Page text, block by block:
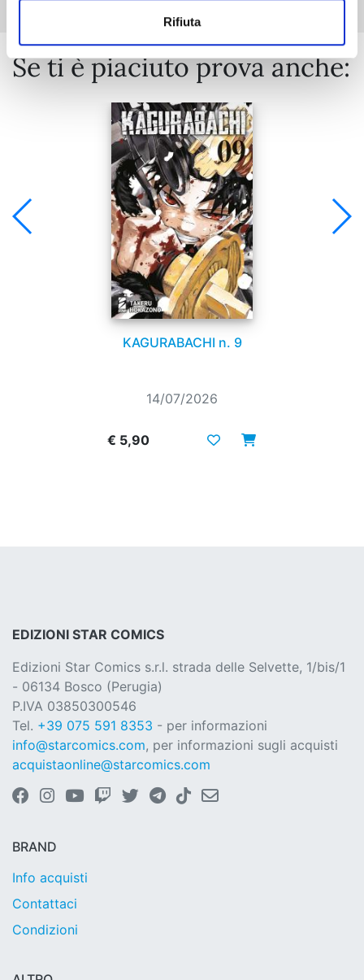
Rifiuta
Se ti è piaciuto prova anche:
KAGURABACHI n. 9
14/07/2026
€ 5,90
EDIZIONI STAR COMICS
Edizioni Star Comics s.r.l. strada delle Selvette, 1/bis/1
- 06134 Bosco (Perugia)
P.IVA 03850300546
Tel. +39 075 591 8353 - per informazioni
info@starcomics.com, per informazioni sugli acquisti
acquistaonline@starcomics.com
BRAND
Info acquisti
Contattaci
Condizioni